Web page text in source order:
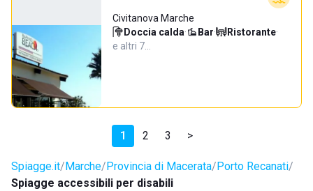
Civitanova Marche
Doccia calda· Bar· Ristorante·
e altri 7…
1 2 3 >
Spiagge.it Marche Provincia di Macerata Porto Recanati
Spiagge accessibili per disabili